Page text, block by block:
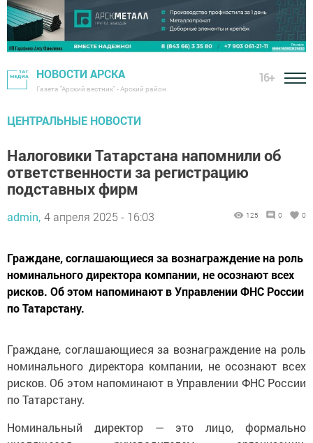
НОВОСТИ АРСКА
Газета "Арский вестник" - Арский район
16+
ЦЕНТРАЛЬНЫЕ НОВОСТИ
Налоговики Татарстана напомнили об
ответственности за регистрацию
подставных фирм
admin, 4 апреля 2025 - 16:03 125 0 0
Граждане, соглашающиеся за вознаграждение на роль
номинального директора компании, не осознают всех
рисков. Об этом напоминают в Управлении ФНС России
по Татарстану.
Граждане, соглашающиеся за вознаграждение на роль
номинального директора компании, не осознают всех
рисков. Об этом напоминают в Управлении ФНС России
по Татарстану.
Номинальный директор — это лицо, формально